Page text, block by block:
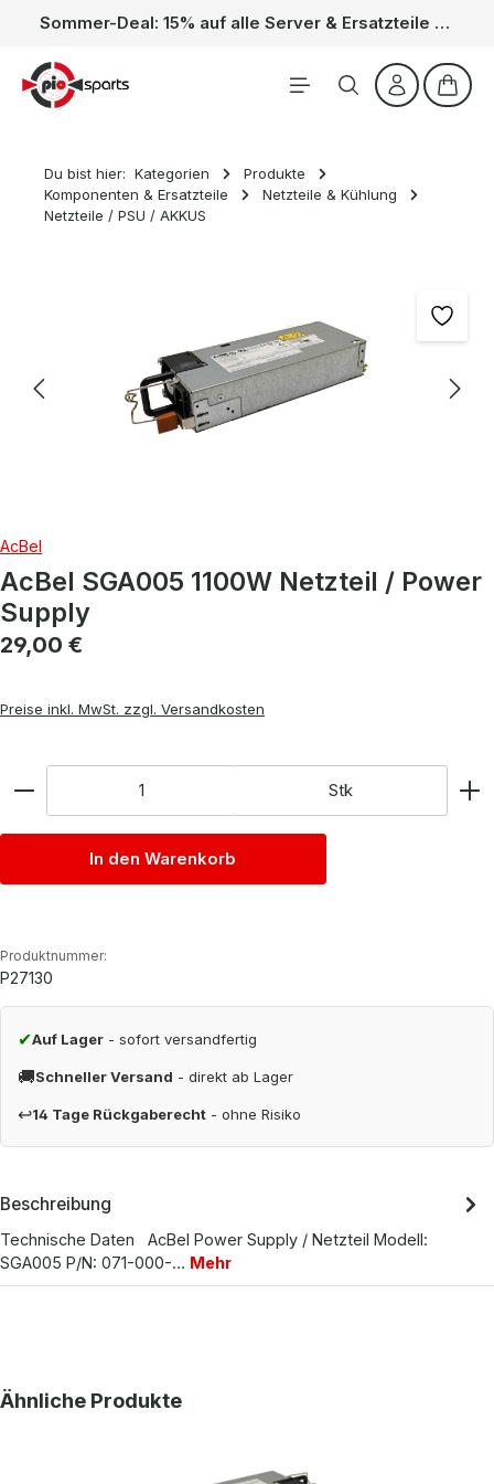
Zum Hauptinhalt springen Sommer-Deal: 15% auf alle Server & Ersatzteile – Kein Code nötig, der Rabatt wird automatisch im Warenkorb abgezogen. Gültig vom 01.06. bis 31.08.
Du bist hier: Kategorien
Produkte
Komponenten & Ersatzteile
Netzteile & Kühlung
Netzteile / PSU / AKKUS
AcBel
AcBel SGA005 1100W Netzteil / Power
Supply
Regulärer Preis:
29,00 €
Preise inkl. MwSt. zzgl. Versandkosten
Stk
In den Warenkorb
Produktnummer:
P27130
✔Auf Lager - sofort versandfertig
🚚Schneller Versand - direkt ab Lager
↩14 Tage Rückgaberecht - ohne Risiko
Beschreibung
Technische Daten AcBel Power Supply / Netzteil Modell:
SGA005 P/N: 071-000-… Mehr
Produktgalerie überspringen
Ähnliche Produkte